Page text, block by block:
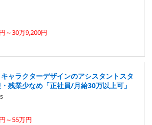
～30万9,200円
ャラクターデザインのアシスタントスタ
残業少なめ「正社員/月給30万以上可」
～55万円